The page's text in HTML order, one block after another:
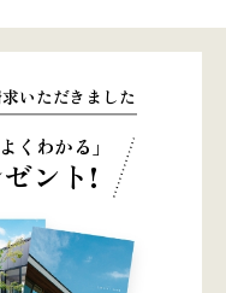
いただきました
くわかる」
ント!